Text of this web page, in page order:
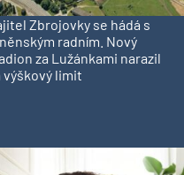
Zbrojovky se hádá s
radním. Nový
za Lužánkami narazil
výškový limit